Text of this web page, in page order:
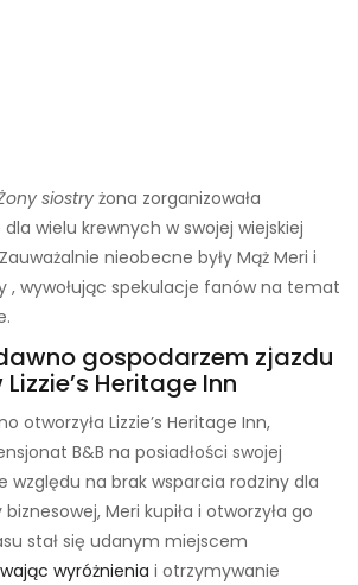
siostryżona zorganizowała
wielu krewnych w swojej wiejskiej
nieobecne były Mąż Meri i
, wywołując spekulacje fanów na temat
gospodarzem zjazdu
Heritage Inn
otworzyła Lizzie’s Heritage Inn,
B&B na posiadłości swojej
względu na brak wsparcia rodziny dla
Meri kupiła i otworzyła go
stał się udanym miejscem
wyróżnienia i otrzymywanie